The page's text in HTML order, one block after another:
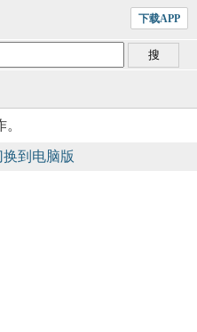
下载APP
换到电脑版